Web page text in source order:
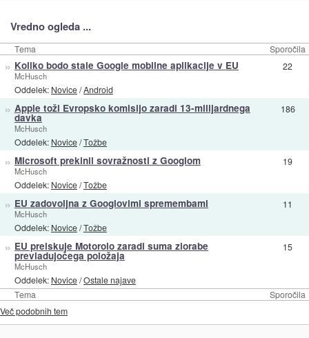
Vredno ogleda ...
Tema Sporočila
Tema Sporočila
» Koliko bodo stale Google mobilne aplikacije v EU
McHusch
Oddelek: Novice/Android
22
» Apple toži Evropsko komisijo zaradi 13-milijardnega
davka
McHusch
Oddelek: Novice/Tožbe
186
» Microsoft prekinil sovražnosti z Googlom
McHusch
Oddelek: Novice/Tožbe
19
» EU zadovoljna z Googlovimi spremembami
McHusch
Oddelek: Novice/Tožbe
11
» EU preiskuje Motorolo zaradi suma zlorabe
prevladujočega položaja
McHusch
Oddelek: Novice/Ostale najave
15
Več podobnih tem